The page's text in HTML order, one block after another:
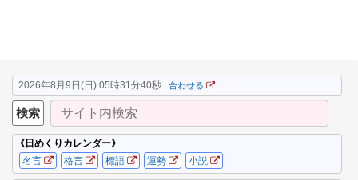
2026年8月9日(日) 05時31分41秒 合わせる